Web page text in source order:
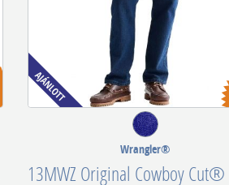
Wrangler®